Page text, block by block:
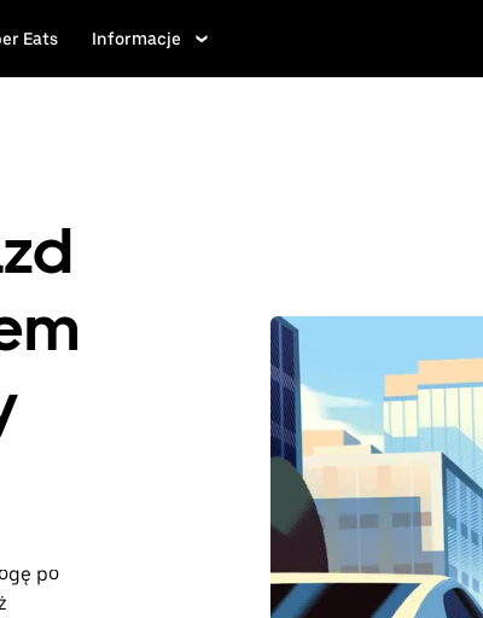
Eats Informacje
po